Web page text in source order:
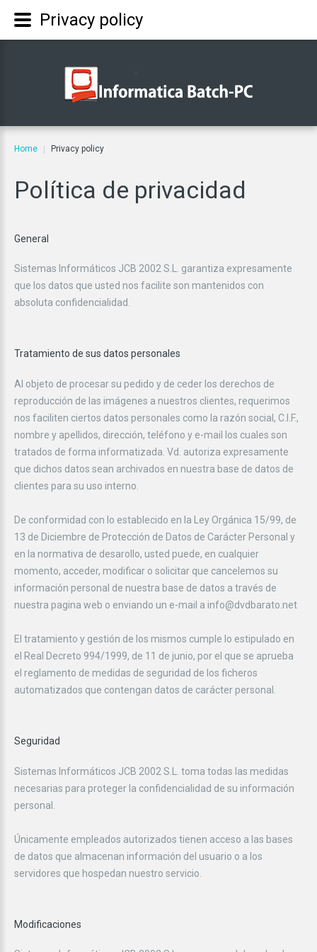
Home | Privacy policy
Política de privacidad
General
Sistemas Informáticos JCB 2002 S.L. garantiza expresamente
que los datos que usted nos facilite son mantenidos con
absoluta confidencialidad.
Tratamiento de sus datos personales
Al objeto de procesar su pedido y de ceder los derechos de
reproducción de las imágenes a nuestros clientes, requerimos
nos faciliten ciertos datos personales como la razón social, C.I.F.,
nombre y apellidos, dirección, teléfono y e-mail los cuales son
tratados de forma informatizada. Vd. autoriza expresamente
que dichos datos sean archivados en nuestra base de datos de
clientes para su uso interno.
De conformidad con lo establecido en la Ley Orgánica 15/99, de
13 de Diciembre de Protección de Datos de Carácter Personal y
en la normativa de desarollo, usted puede, en cualquier
momento, acceder, modificar o solicitar que cancelemos su
información personal de nuestra base de datos a través de
nuestra pagina web o enviando un e-mail a info@dvdbarato.net
El tratamiento y gestión de los mismos cumple lo estipulado en
el Real Decreto 994/1999, de 11 de junio, por el que se aprueba
el reglamento de medidas de seguridad de los ficheros
automatizados que contengan datos de carácter personal.
Seguridad
Sistemas Informáticos JCB 2002 S.L. toma todas las medidas
necesarias para proteger la confidencialidad de su información
personal.
Únicamente empleados autorizados tienen acceso a las bases
de datos que almacenan información del usuario o a los
servidores que hospedan nuestro servicio.
Modificaciones
Privacy policy